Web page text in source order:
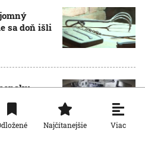
sa doň išli
telami
Najčítanejšie Viac